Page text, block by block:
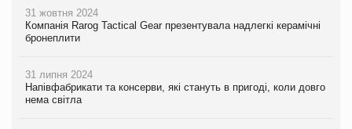
31 жовтня 2024
Компанія Rarog Tactical Gear презентувала надлегкі керамічні
бронеплити
31 липня 2024
Напівфабрикати та консерви, які стануть в пригоді, коли довго
нема світла